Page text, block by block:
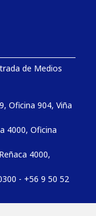
de Medios
Oficina 904, Viña
4000, Oficina
4000,
- +56 9 50 52